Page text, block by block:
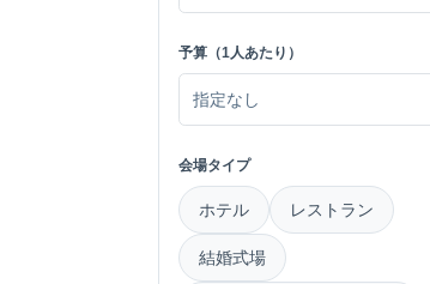
予算（1人あたり）
会場タイプ
ホテル レストラン
結婚式場